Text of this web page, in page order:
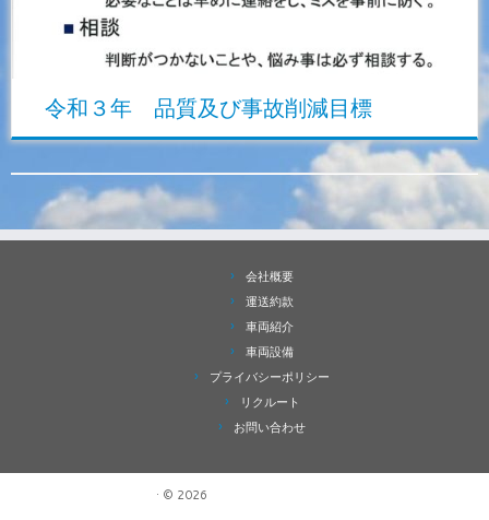
令和３年 品質及び事故削減目標
会社概要
運送約款
車両紹介
車両設備
プライバシーポリシー
リクルート
お問い合わせ
· © 2026